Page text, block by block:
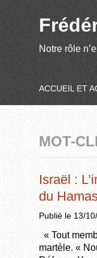
Notre rôle
ACCUEIL ET
MOT-
Israël :
du
Publié le 13/
« Tout
martèle. «